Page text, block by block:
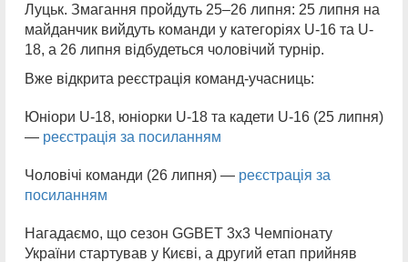
Луцьк. Змагання пройдуть 25–26 липня: 25 липня на
майданчик вийдуть команди у категоріях U-16 та U-
18, а 26 липня відбудеться чоловічий турнір.
Вже відкрита реєстрація команд-учасниць:
Юніори U-18, юніорки U-18 та кадети U-16 (25 липня)
— реєстрація за посиланням
Чоловічі команди (26 липня) — реєстрація за
посиланням
Нагадаємо, що сезон GGBET 3х3 Чемпіонату
України стартував у Києві, а другий етап прийняв